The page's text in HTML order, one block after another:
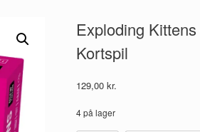
Exploding
Kortspil
129,00 kr.
4 på lager